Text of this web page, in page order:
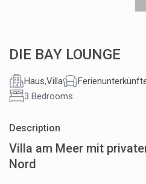
DIE BAY LOUNGE
Haus,Villa
3 Bedrooms
Description
Villa am Meer mit
Nord